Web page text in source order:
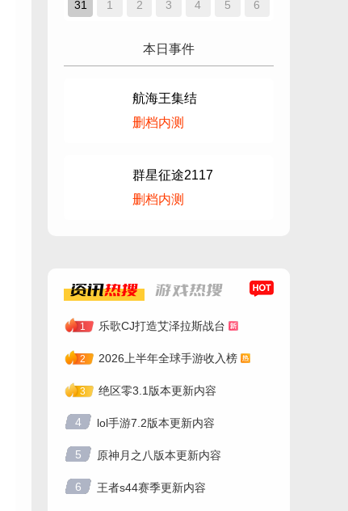
31 1 2 3 4 5 6
本日事件
航海王集结
删档内测
群星征途2117
删档内测
资讯热搜 游戏热搜
1 乐歌CJ打造艾泽拉斯战台
2 2026上半年全球手游收入榜
3 绝区零3.1版本更新内容
4 lol手游7.2版本更新内容
5 原神月之八版本更新内容
6 王者s44赛季更新内容